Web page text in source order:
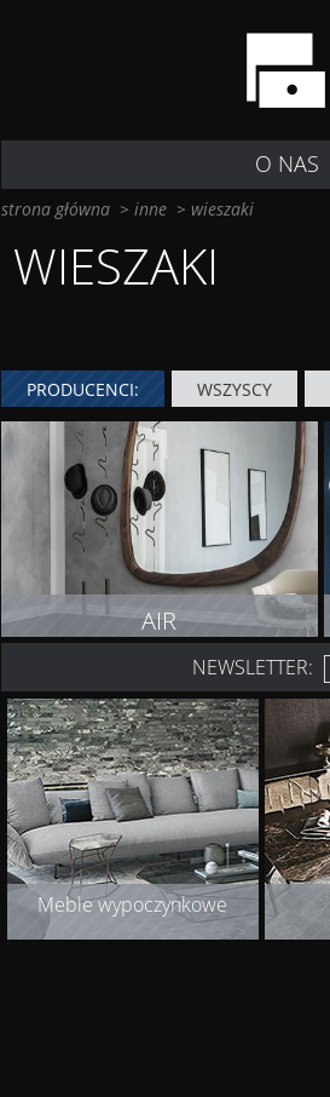
O NAS
strona główna> inne> wieszaki
WIESZAKI
PRODUCENCI: WSZYSCY
AIR
ZOBACZ PRODUKTNEWSLETTER:
Meble wypoczynkowe